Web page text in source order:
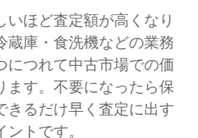
いほど査定額が高くなり
蔵庫・食洗機などの業務
につれて中古市場での価
ます。不要になったら保
きるだけ早く査定に出す
トです。